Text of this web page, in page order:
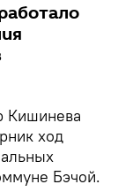
Кишинева
ход
Бэчой.